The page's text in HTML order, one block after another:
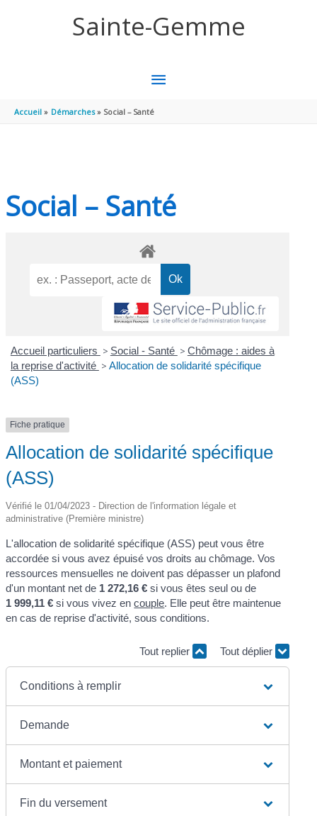
Sainte-Gemme
MENU
PRINCIPAL
Accueil Démarches Social – Santé
Social – Santé
Accueil particuliers > Social - Santé > Chômage : aides à
la reprise d'activité > Allocation de solidarité spécifique
(ASS)
Fiche pratique
Allocation de solidarité spécifique
(ASS)
Vérifié le 01/04/2023 - Direction de l'information légale et
administrative (Première ministre)
L'allocation de solidarité spécifique (ASS) peut vous être
accordée si vous avez épuisé vos droits au chômage. Vos
ressources mensuelles ne doivent pas dépasser un plafond
d'un montant net de 1 272,16 € si vous êtes seul ou de
1 999,11 € si vous vivez encouple. Elle peut être maintenue
en cas de reprise d'activité, sous conditions.
Tout replier Tout déplier
Conditions à remplir
Demande
Montant et paiement
Fin du versement